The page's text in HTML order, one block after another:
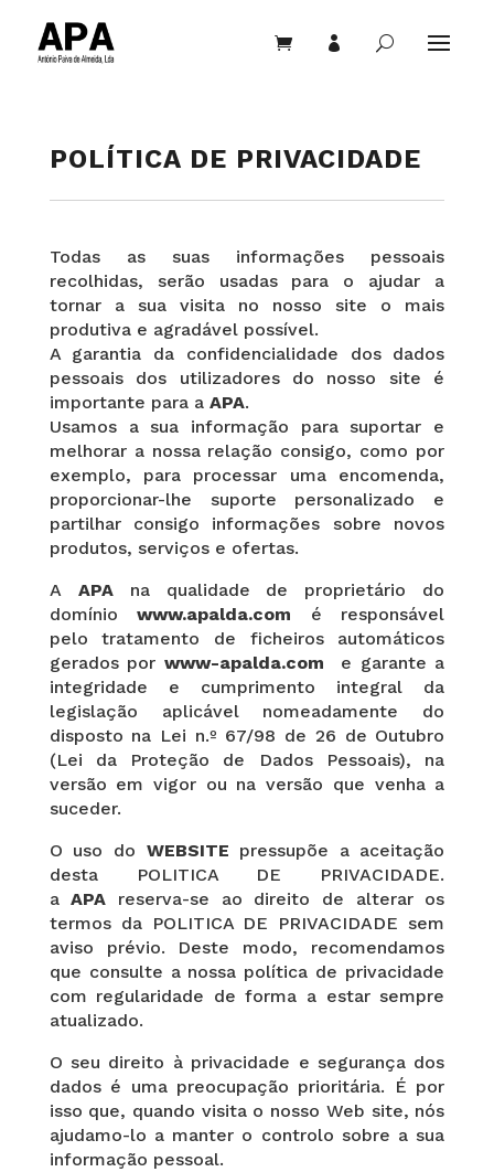
  U
POLÍTICA DE PRIVACIDADE
Todas as suas informações pessoais
recolhidas, serão usadas para o ajudar a
tornar a sua visita no nosso site o mais
produtiva e agradável possível.
A garantia da confidencialidade dos dados
pessoais dos utilizadores do nosso site é
importante para a APA.
Usamos a sua informação para suportar e
melhorar a nossa relação consigo, como por
exemplo, para processar uma encomenda,
proporcionar-lhe suporte personalizado e
partilhar consigo informações sobre novos
produtos, serviços e ofertas.
A APAna qualidade de proprietário do
domíniowww.apalda.com é responsável
pelo tratamento de ficheiros automáticos
gerados por www-apalda.com e garante a
integridade e cumprimento integral da
legislação aplicável nomeadamente do
disposto na Lei n.º 67/98 de 26 de Outubro
(Lei da Proteção de Dados Pessoais), na
versão em vigor ou na versão que venha a
suceder.
O uso do WEBSITE pressupõe a aceitação
desta POLITICA DE PRIVACIDADE.
a APA
reserva-se ao direito de alterar os
termos da POLITICA DE PRIVACIDADE sem
aviso prévio. Deste modo, recomendamos
que consulte a nossa política de privacidade
com regularidade de forma a estar sempre
atualizado.
O seu direito à privacidade e segurança dos
dados é uma preocupação prioritária. É por
isso que, quando visita o nosso Web site, nós
ajudamo-lo a manter o controlo sobre a sua
informação pessoal.